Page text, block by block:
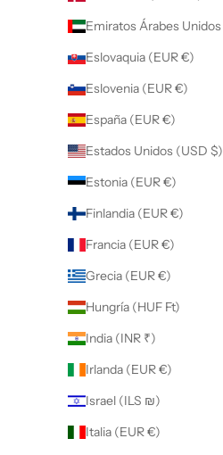
Eslovaquia (EUR €)
Eslovenia (EUR €)
España (EUR €)
Estados Unidos (USD $)
Estonia (EUR €)
Finlandia (EUR €)
Francia (EUR €)
Grecia (EUR €)
Hungría (HUF Ft)
India (INR ₹)
Irlanda (EUR €)
Israel (ILS ₪)
Italia (EUR €)